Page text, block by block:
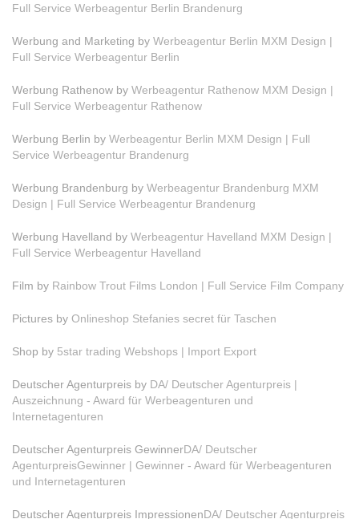
Full Service Werbeagentur Berlin Brandenurg
Werbung and Marketing by Werbeagentur Berlin MXM Design |
Full Service Werbeagentur Berlin
Werbung Rathenow by Werbeagentur Rathenow MXM Design |
Full Service Werbeagentur Rathenow
Werbung Berlin by Werbeagentur Berlin MXM Design | Full
Service Werbeagentur Brandenurg
Werbung Brandenburg by Werbeagentur Brandenburg MXM
Design | Full Service Werbeagentur Brandenurg
Werbung Havelland by Werbeagentur Havelland MXM Design |
Full Service Werbeagentur Havelland
Film by Rainbow Trout Films London | Full Service Film Company
Pictures by Onlineshop Stefanies secret für Taschen
Shop by 5star trading Webshops | Import Export
Deutscher Agenturpreis by DA/ Deutscher Agenturpreis |
Auszeichnung - Award für Werbeagenturen und
Internetagenturen
Deutscher Agenturpreis GewinnerDA/ Deutscher
AgenturpreisGewinner | Gewinner - Award für Werbeagenturen
und Internetagenturen
Deutscher Agenturpreis ImpressionenDA/ Deutscher Agenturpreis